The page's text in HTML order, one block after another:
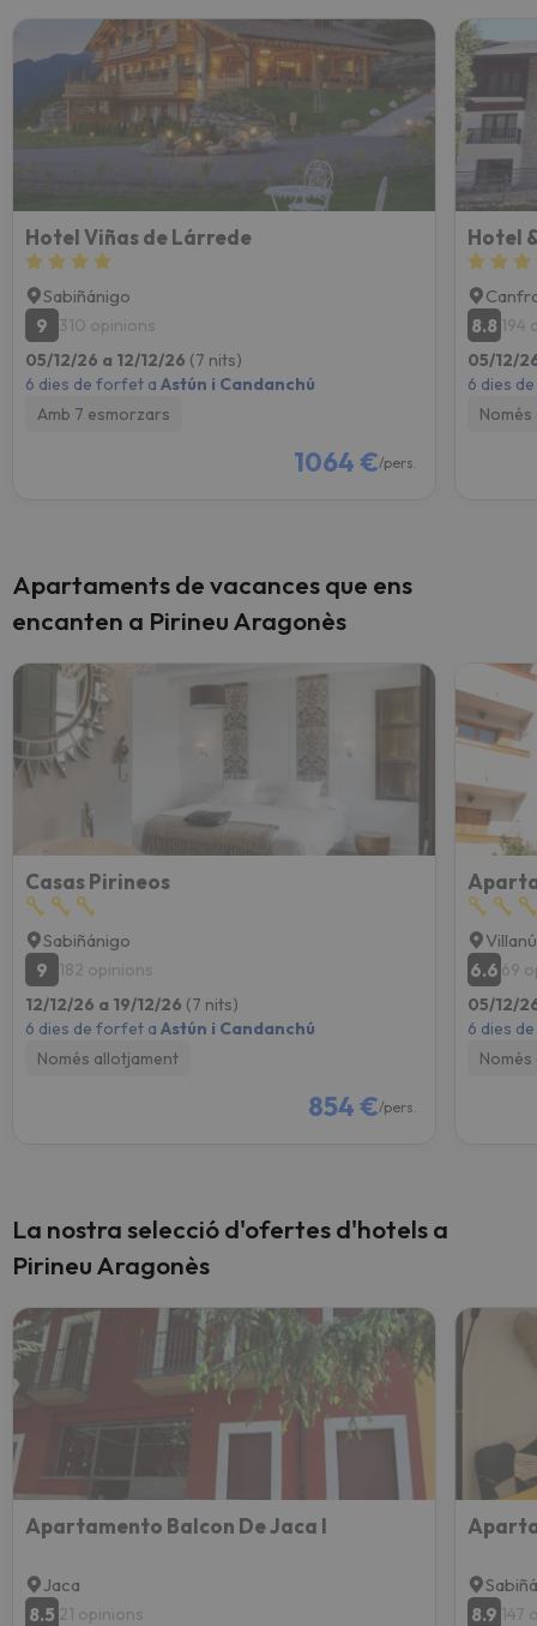
Hotel Viñas de Lárrede
Sabiñánigo
9
310 opinions
05/12/26 a 12/12/26 (7 nits)
6 dies de forfet a Astún i Candanchú
Amb 7 esmorzars
1064 €/pers.
Hotel
8.8 194
05/12/
6 dies
Apartaments de vacances que ens
encanten a Pirineu Aragonès
Casas Pirineos
Sabiñánigo
9
182 opinions
12/12/26 a 19/12/26 (7 nits)
6 dies de forfet a Astún i Candanchú
Només allotjament
854 €/pers.
6.6 69
05/12/
6 dies
La nostra selecció d'ofertes d'hotels a
Pirineu Aragonès
Apartamento Balcon De Jaca I
Jaca
8.5 21 opinions
8.9 147